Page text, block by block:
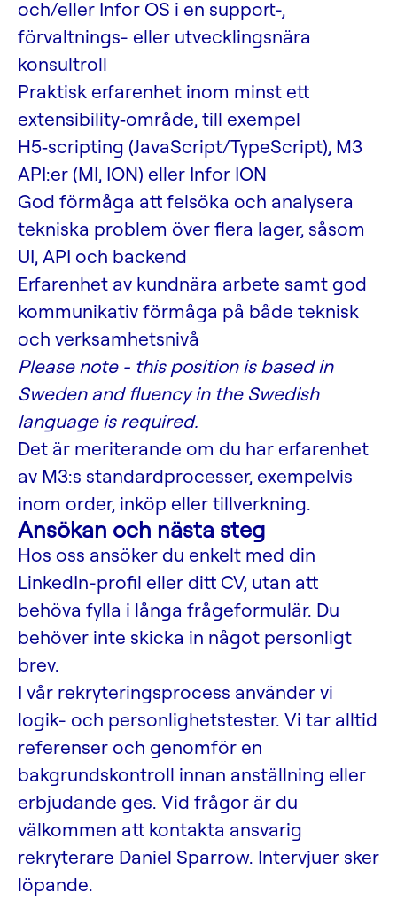
och/eller Infor OS i en support-,
förvaltnings- eller utvecklingsnära
konsultroll
Praktisk erfarenhet inom minst ett
extensibility‑område, till exempel
H5‑scripting (JavaScript/TypeScript), M3
API:er (MI, ION) eller Infor ION
God förmåga att felsöka och analysera
tekniska problem över flera lager, såsom
UI, API och backend
Erfarenhet av kundnära arbete samt god
kommunikativ förmåga på både teknisk
och verksamhetsnivå
Please note - this position is based in
Sweden and fluency in the Swedish
language is required.
Det är meriterande om du har erfarenhet
av M3:s standardprocesser, exempelvis
inom order, inköp eller tillverkning.
Ansökan och nästa steg
Hos oss ansöker du enkelt med din
LinkedIn-profil eller ditt CV, utan att
behöva fylla i långa frågeformulär. Du
behöver inte skicka in något personligt
brev.
I vår rekryteringsprocess använder vi
logik- och personlighetstester. Vi tar alltid
referenser och genomför en
bakgrundskontroll innan anställning eller
erbjudande ges. Vid frågor är du
välkommen att kontakta ansvarig
rekryterare Daniel Sparrow. Intervjuer sker
löpande.